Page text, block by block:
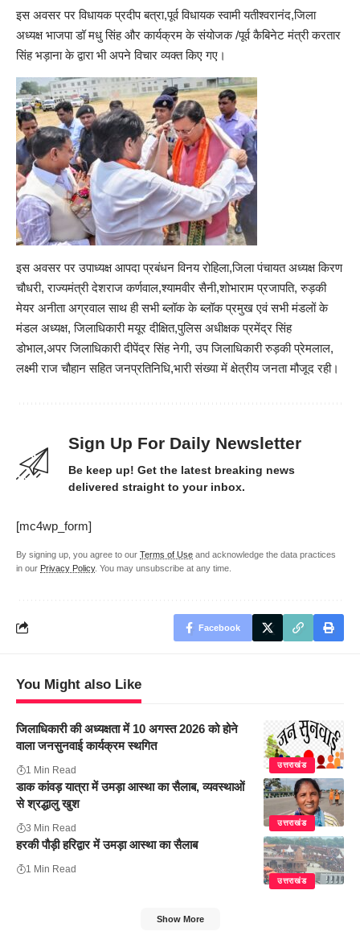
इस अवसर पर विधायक प्रदीप बत्रा,पूर्व विधायक स्वामी यतीश्वरानंद,जिला
अध्यक्ष भाजपा डॉ मधु सिंह और कार्यक्रम के संयोजक /पूर्व कैबिनेट मंत्री करतार
सिंह भड़ाना के द्वारा भी अपने विचार व्यक्त किए गए।
इस अवसर पर उपाध्यक्ष आपदा प्रबंधन विनय रोहिला,जिला पंचायत अध्यक्ष किरण
चौधरी, राज्यमंत्री देशराज कर्णवाल,श्यामवीर सैनी,शोभाराम प्रजापति, रुड़की
मेयर अनीता अग्रवाल साथ ही सभी ब्लॉक के ब्लॉक प्रमुख एवं सभी मंडलों के
मंडल अध्यक्ष, जिलाधिकारी मयूर दीक्षित,पुलिस अधीक्षक प्रमेंद्र सिंह
डोभाल,अपर जिलाधिकारी दीपेंद्र सिंह नेगी, उप जिलाधिकारी रुड़की प्रेमलाल,
लक्ष्मी राज चौहान सहित जनप्रतिनिधि,भारी संख्या में क्षेत्रीय जनता मौजूद रही।
Sign Up For Daily Newsletter
Be keep up! Get the latest breaking news
delivered straight to your inbox.
[mc4wp_form]
By signing up, you agree to our Terms of Use and acknowledge the data practices
in our Privacy Policy. You may unsubscribe at any time.
Facebook
You Might also Like
उत्तराखंड
जिलाधिकारी की अध्यक्षता में 10 अगस्त 2026 को होने
वाला जनसुनवाई कार्यक्रम स्थगित
1 Min Read
उत्तराखंड
डाक कांवड़ यात्रा में उमड़ा आस्था का सैलाब, व्यवस्थाओं
से श्रद्धालु खुश
3 Min Read
उत्तराखंड
हरकी पौड़ी हरिद्वार में उमड़ा आस्था का सैलाब
1 Min Read
Show More